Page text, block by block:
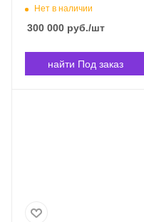
в Владивостоке
Нет в наличии
300 000 руб./шт
найти Под заказ